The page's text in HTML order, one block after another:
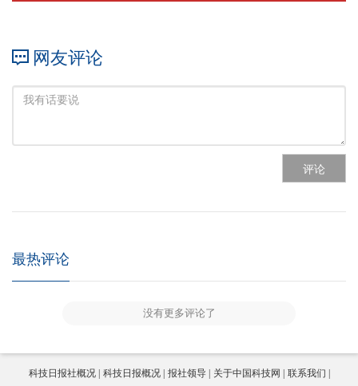
网友评论
评论
最热评论
没有更多评论了
科技日报社概况 科技日报概况 报社领导 关于中国科技网 联系我们